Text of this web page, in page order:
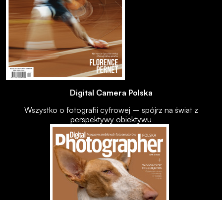
Digital Camera Polska
Wszystko o fotografii cyfrowej – spójrz na świat z
perspektywy obiektywu